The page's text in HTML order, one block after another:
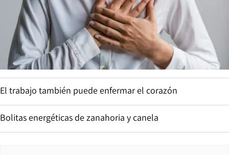
El trabajo también puede enfermar el corazón
Bolitas energéticas de zanahoria y canela